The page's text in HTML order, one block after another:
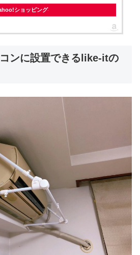
ショッピング
ンに設置できるlike-itの